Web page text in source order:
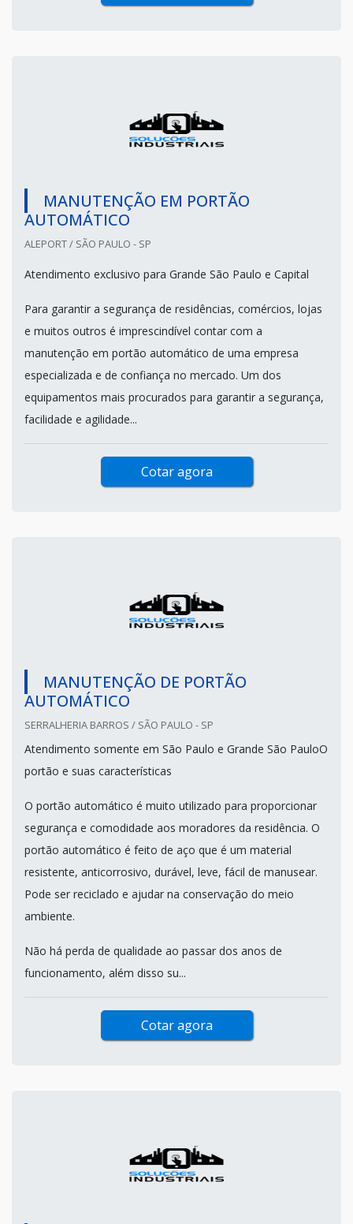
MANUTENÇÃO EM PORTÃO
AUTOMÁTICO
ALEPORT / SÃO PAULO - SP
Atendimento exclusivo para Grande São Paulo e Capital
Para garantir a segurança de residências, comércios, lojas
e muitos outros é imprescindível contar com a
manutenção em portão automático de uma empresa
especializada e de confiança no mercado. Um dos
equipamentos mais procurados para garantir a segurança,
facilidade e agilidade...
Cotar agora
MANUTENÇÃO DE PORTÃO
AUTOMÁTICO
SERRALHERIA BARROS / SÃO PAULO - SP
Atendimento somente em São Paulo e Grande São PauloO
portão e suas características
O portão automático é muito utilizado para proporcionar
segurança e comodidade aos moradores da residência. O
portão automático é feito de aço que é um material
resistente, anticorrosivo, durável, leve, fácil de manusear.
Pode ser reciclado e ajudar na conservação do meio
ambiente.
Não há perda de qualidade ao passar dos anos de
funcionamento, além disso su...
Cotar agora